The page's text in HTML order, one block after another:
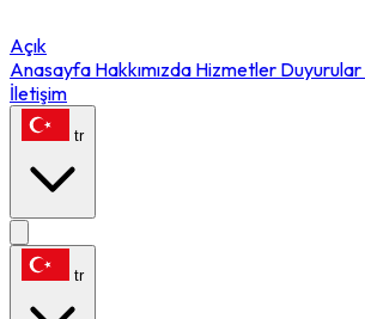
Açık
Anasayfa Hakkımızda Hizmetler Duyurular
İletişim
tr
tr